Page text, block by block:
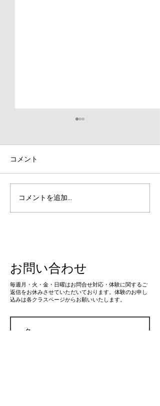
【砲丸投げ】土曜小山ア
ドバンスクラス紹介
コメント
コメントを追加…
お問い合わせ
​毎週月・火・金・日曜はお問合せ対応・体験に関するご
返信をお休みさせていただいております。体験のお申し
込みは各クラスページからお願いいたします。